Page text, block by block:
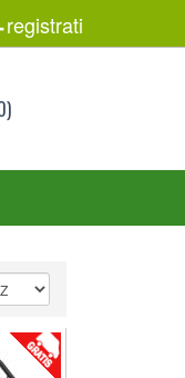
registrati